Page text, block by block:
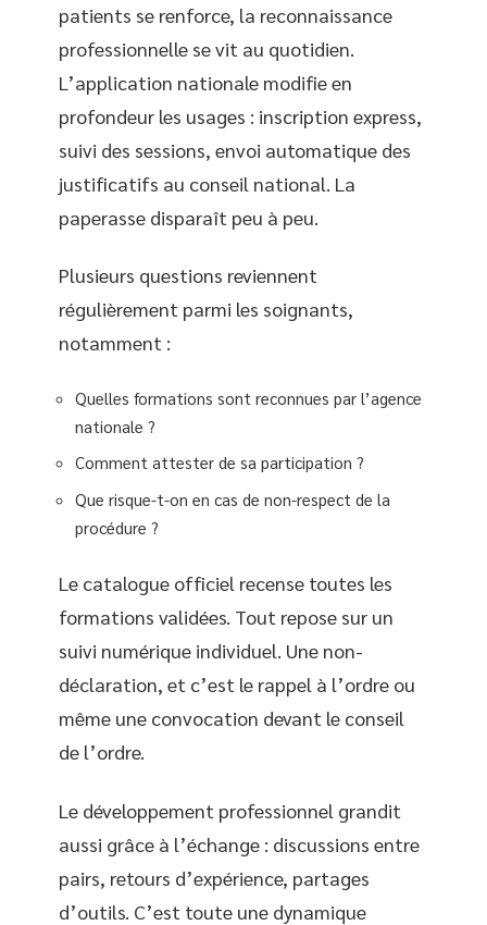
patients se renforce, la reconnaissance
professionnelle se vit au quotidien.
L’application nationale modifie en
profondeur les usages : inscription express,
suivi des sessions, envoi automatique des
justificatifs au conseil national. La
paperasse disparaît peu à peu.
Plusieurs questions reviennent
régulièrement parmi les soignants,
notamment :
Quelles formations sont reconnues par l’agence
nationale ?
Comment attester de sa participation ?
Que risque-t-on en cas de non-respect de la
procédure ?
Le catalogue officiel recense toutes les
formations validées. Tout repose sur un
suivi numérique individuel. Une non-
déclaration, et c’est le rappel à l’ordre ou
même une convocation devant le conseil
de l’ordre.
Le développement professionnel grandit
aussi grâce à l’échange : discussions entre
pairs, retours d’expérience, partages
d’outils. C’est toute une dynamique